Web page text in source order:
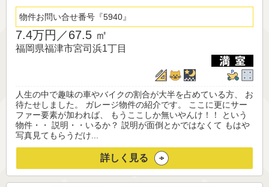
物件お問い合せ番号 5940
7.4万円／67.5 ㎡
福岡県福津市宮司浜1丁目
人生の中で趣味の車やバイクの割合が大半を占めている方、 お
待たせしました。 ガレージ物件の紹介です。 ここに更にサー
ファー要素が加われば、 もうここしか無いやんけ！！ という
物件・・ 説明・・いるか？ 説明が面倒とかではなくて もはや
写真見てもらうだけ...
詳しく見る